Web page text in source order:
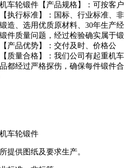
车轮锻件【产品规格】：可按客户
执行标准】：国标、行业标准、非
造、选用优质原材料、30年生产经
件质量问题，经过检验确实属于锻
产品优势】：交付及时、价格公
质量合格】：我们公司有起重机车
都经过严格探伤，确保每件锻件合
车轮锻件
提供图纸及要求生产。